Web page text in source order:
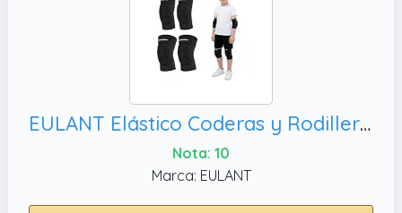
EULANT Elástico Coderas y Rodilleras para Niño/Jóvenes, S
Nota: 10
Marca: EULANT